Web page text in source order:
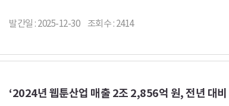
발간일 : 2025-12-30 조회수 : 2414